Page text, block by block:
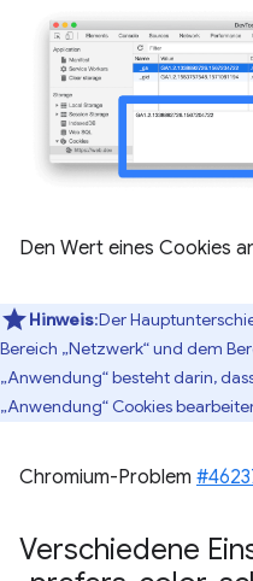
Den Wert eines Cookies
Hinweis:Der
Bereich „Netzwerk“ und dem
„Anwendung“ besteht darin,
„Anwendung“ Cookies
Chromium-Problem
Verschiedene